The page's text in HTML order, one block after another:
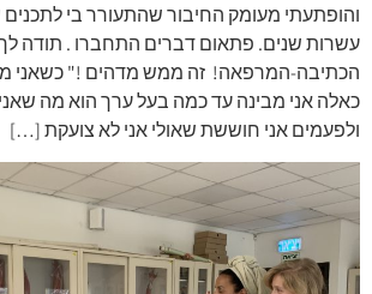
והופתעתי מעומק החיבור שהתעורר בי לתכנים
עשרות שנים. פתאום דברים התחברו . תודה לך
הכתיבה-המרפאה! זה ממש מדהים !" כשאני
כאלה אני מבינה עד כמה בעל ערך הוא מה
ולפעמים אני חוששת שאולי אני לא צועקת […]